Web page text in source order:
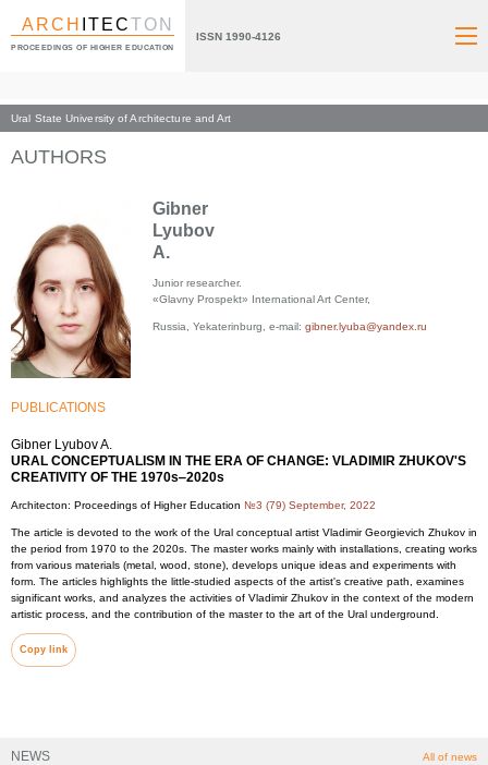
ARCH ITECTON
PROCEEDINGS OF HIGHER EDUCATION
ISSN 1990-4126
Ural State University of Architecture and Art
NEWS All of news
Index page
AUTHORS
Gibner
Lyubov
A.
Junior researcher.
«Glavny Prospekt» International Art Center,
Russia, Yekaterinburg, e-mail: gibner.lyuba@yandex.ru
PUBLICATIONS
Gibner Lyubov A.
URAL CONCEPTUALISM IN THE ERA OF CHANGE: VLADIMIR ZHUKOV'S
CREATIVITY OF THE 1970s‒2020s
Architecton: Proceedings of Higher Education №3 (79) September, 2022
The article is devoted to the work of the Ural conceptual artist Vladimir Georgievich Zhukov in
the period from 1970 to the 2020s. The master works mainly with installations, creating works
from various materials (metal, wood, stone), develops unique ideas and experiments with
form. The articles highlights the little-studied aspects of the artist's creative path, examines
significant works, and analyzes the activities of Vladimir Zhukov in the context of the modern
artistic process, and the contribution of the master to the art of the Ural underground.
Copy link